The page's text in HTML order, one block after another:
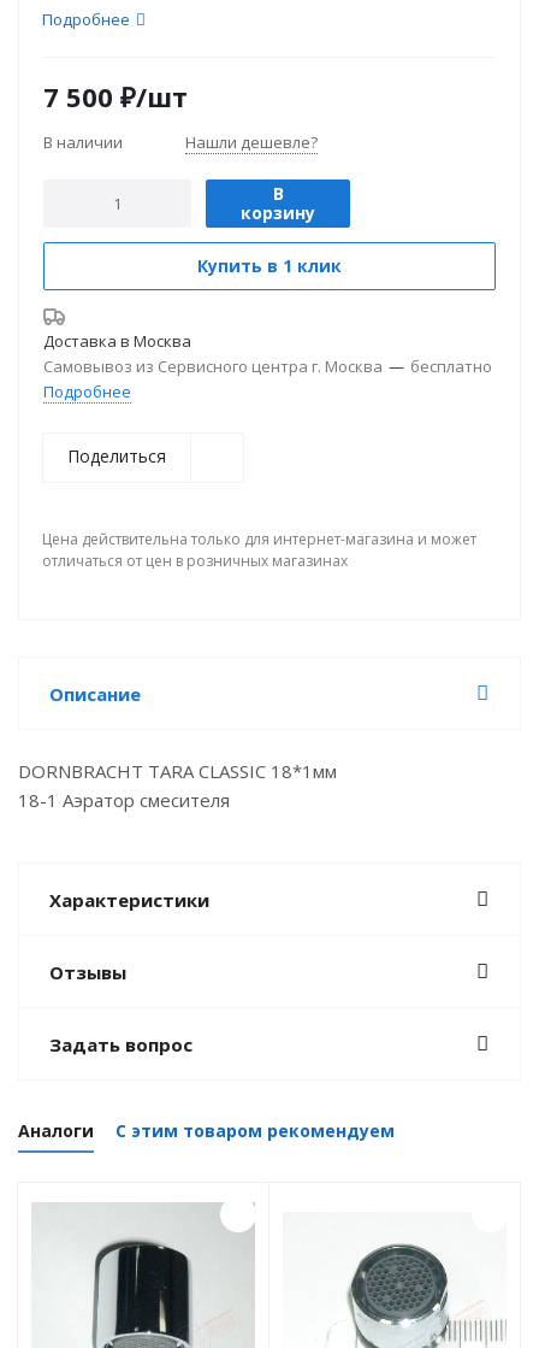
Подробнее
7 500 ₽/шт
В наличии Нашли дешевле?
В
корзину
Купить в 1 клик
Доставка в Москва
Самовывоз из Сервисного центра г. Москва — бесплатно
Подробнее
Поделиться
Цена действительна только для интернет-магазина и может
отличаться от цен в розничных магазинах
Описание
DORNBRACHT TARA CLASSIC 18*1мм
18-1 Аэратор смесителя
Характеристики
Отзывы
Задать вопрос
Аналоги С этим товаром рекомендуем